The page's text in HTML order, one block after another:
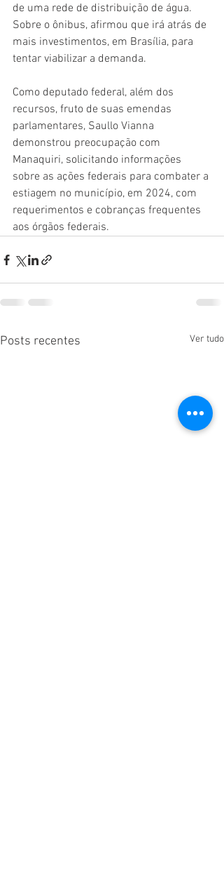
de uma rede de distribuição de água.
Sobre o ônibus, afirmou que irá atrás de
mais investimentos, em Brasília, para
tentar viabilizar a demanda.
Como deputado federal, além dos
recursos, fruto de suas emendas
parlamentares, Saullo Vianna
demonstrou preocupação com
Manaquiri, solicitando informações
sobre as ações federais para combater a
estiagem no município, em 2024, com
requerimentos e cobranças frequentes
aos órgãos federais.
Posts recentes Ver tudo